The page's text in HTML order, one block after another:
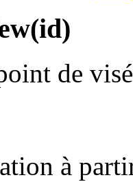
de
à